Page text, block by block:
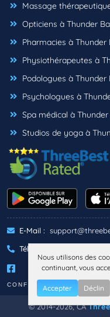
Massage
Opticiens à Thunder
Pharmacies à Thunder
Physiothérapeutes à
Podologues à Thunder
Psychologues à
Spa médical à Thunder
Studios de yoga à
E-Mail :
Téléphone :
CONFIDENTIALITÉ
© 2014-2026, CA
Nous utilisons des
continuant, vous
Accepter Déclin